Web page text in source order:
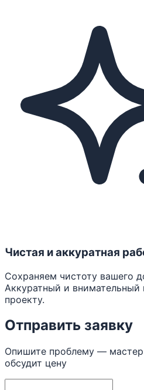
Чистая и аккуратная
Сохраняем чистоту вашего
Аккуратный и
проекту.
Отправить заявку
Опишите проблему —
обсудит цену